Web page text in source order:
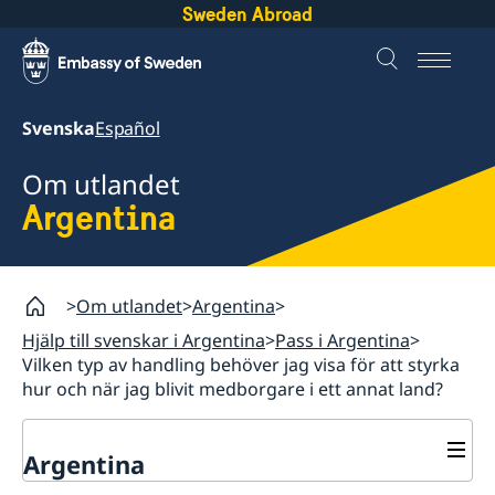
Sweden Abroad
SvenskaEspañol
Om utlandet
Argentina
Om utlandet Argentina
Hjälp till svenskar i Argentina Pass i Argentina
Vilken typ av handling behöver jag visa för att styrka
hur och när jag blivit medborgare i ett annat land?
Argentina